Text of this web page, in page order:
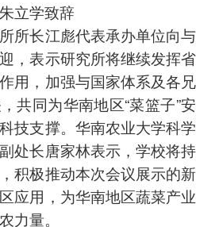
朱立学致辞
长江彪代表承办单位向与
，表示研究所将继续发挥省
用，加强与国家体系及各兄
共同为华南地区“菜篮子”安
技支撑。华南农业大学科学
处长唐家林表示，学校将持
积极推动本次会议展示的新
应用，为华南地区蔬菜产业
农力量。